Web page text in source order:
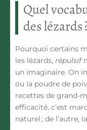
Quel
des lézards
Pourquoi certains
les lézards, répulsif
un imaginaire. On
ou la poudre de
recettes de grand-
efficacité, c’est
naturel ; de l’autre,